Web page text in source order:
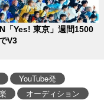
「Yes! 東京」週間1500
V3
YouTube発
オーディション